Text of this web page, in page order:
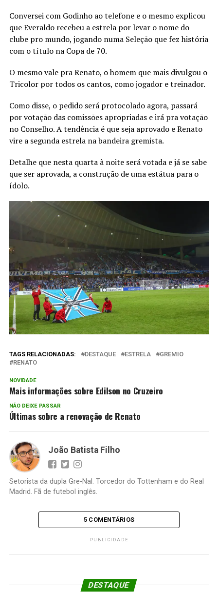
Conversei com Godinho ao telefone e o mesmo explicou
que Everaldo recebeu a estrela por levar o nome do
clube pro mundo, jogando numa Seleção que fez história
com o título na Copa de 70.
O mesmo vale pra Renato, o homem que mais divulgou o
Tricolor por todos os cantos, como jogador e treinador.
Como disse, o pedido será protocolado agora, passará
por votação das comissões apropriadas e irá pra votação
no Conselho. A tendência é que seja aprovado e Renato
vire a segunda estrela na bandeira gremista.
Detalhe que nesta quarta à noite será votada e já se sabe
que ser aprovada, a construção de uma estátua para o
ídolo.
TAGS RELACIONADAS: DESTAQUE ESTRELA
GREMIO
RENATO
NOVIDADE
Mais informações sobre Edilson no Cruzeiro
NÃO DEIXE PASSAR
Últimas sobre a renovação de Renato
João Batista Filho
Setorista da dupla Gre-Nal. Torcedor do Tottenham e do Real
Madrid. Fã de futebol inglês.
5 COMENTÁRIOS
PUBLICIDADE
DESTAQUE